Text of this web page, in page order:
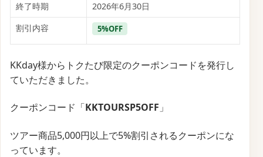
終了時期
2026年6月30日
割引内容
5%OFF
KKday様からトクたび限定のクーポンコードを発行し
ていただきました。
クーポンコード「KKTOURSP5OFF 」
ツアー商品5,000円以上で5%割引されるクーポンにな
っています。